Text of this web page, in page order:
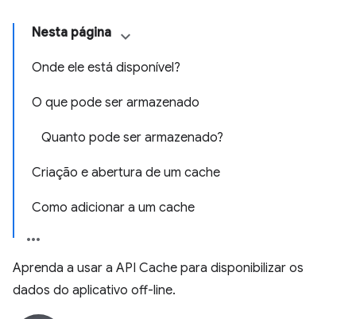
Nesta página
Onde ele está disponível?
O que pode ser armazenado
Quanto pode ser armazenado?
Criação e abertura de um cache
Como adicionar a um cache
Aprenda a usar a API Cache para disponibilizar os
dados do aplicativo off-line.